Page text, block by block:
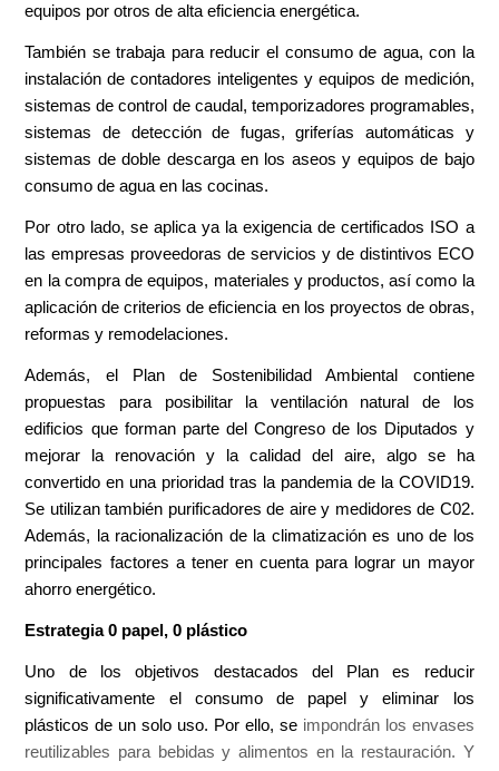
equipos por otros de alta eficiencia energética.
También se trabaja para reducir el consumo de agua, con la
instalación de contadores inteligentes y equipos de medición,
sistemas de control de caudal, temporizadores programables,
sistemas de detección de fugas, griferías automáticas y
sistemas de doble descarga en los aseos y equipos de bajo
consumo de agua en las cocinas.
Por otro lado, se aplica ya la exigencia de certificados ISO a
las empresas proveedoras de servicios y de distintivos ECO
en la compra de equipos, materiales y productos, así como la
aplicación de criterios de eficiencia en los proyectos de obras,
reformas y remodelaciones.
Además, el Plan de Sostenibilidad Ambiental contiene
propuestas para posibilitar la ventilación natural de los
edificios que forman parte del Congreso de los Diputados y
mejorar la renovación y la calidad del aire, algo se ha
convertido en una prioridad tras la pandemia de la COVID19.
Se utilizan también purificadores de aire y medidores de C02.
Además, la racionalización de la climatización es uno de los
principales factores a tener en cuenta para lograr un mayor
ahorro energético.
Estrategia 0 papel, 0 plástico
Uno de los objetivos destacados del Plan es reducir
significativamente el consumo de papel y eliminar los
plásticos de un solo uso. Por ello, se impondrán los envases
reutilizables para bebidas y alimentos en la restauración. Y